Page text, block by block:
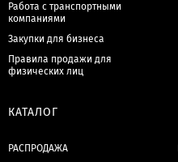
Работа с транспортными
компаниями
Закупки для бизнеса
Правила продажи для
физических лиц
КАТАЛОГ
РАСПРОДАЖА